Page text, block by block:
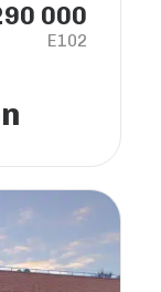
000
E102